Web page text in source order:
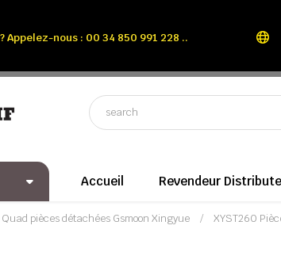
Appelez-nous : 00 34 850 991 228 ..
Accueil Revendeur
Quad pièces détachées Gsmoon Xingyue XYST260